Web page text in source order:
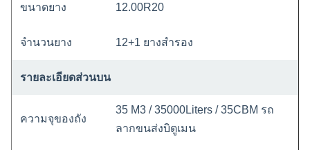
ขนาดยาง 12.00R20
จํานวนยาง 12+1 ยางสํารอง
รายละเอียดส่วนบน
ความจุของถัง
35 M3 / 35000Liters / 35CBM รถ
ลากขนส่งบิตูเมน